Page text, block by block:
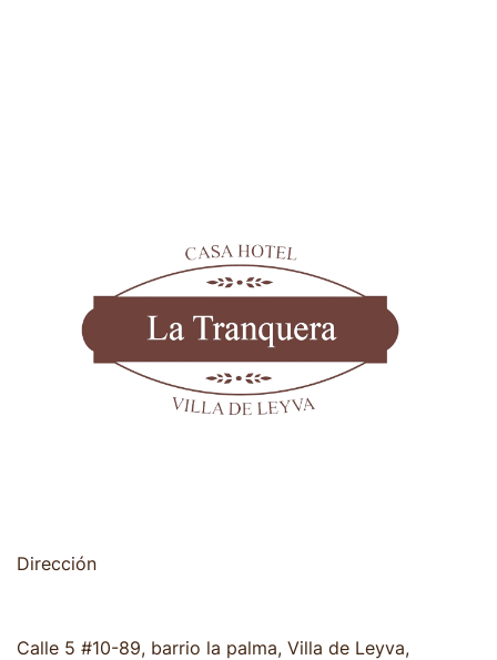
Dirección
Calle 5 #10-89, barrio la palma, Villa de Leyva,